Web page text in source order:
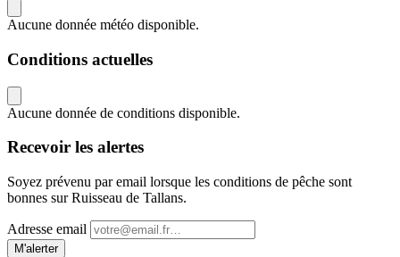
Aucune donnée météo disponible.
Conditions actuelles
Aucune donnée de conditions disponible.
Recevoir les alertes
Soyez prévenu par email lorsque les conditions de pêche sont
bonnes sur Ruisseau de Tallans.
Adresse email
M'alerter